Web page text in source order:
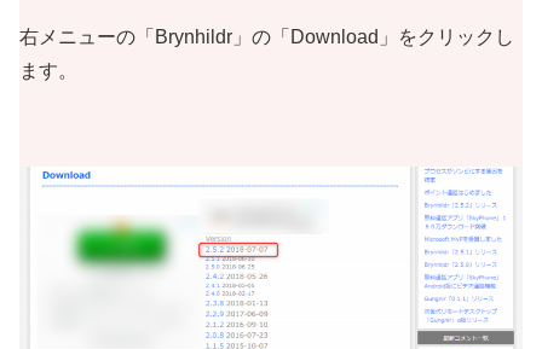
右メニューの「Brynhildr」の「Download」をクリックし
ます。